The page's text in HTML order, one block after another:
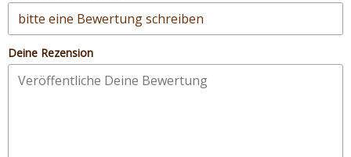
Deine Rezension